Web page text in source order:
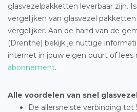
glasvezelpakketten leverbaar zijn.
vergelijken van glasvezel
vergelijker. Aan de hand van de
(Drenthe) bekijk je nuttige
internet in jouw eigen buurt of lees
abonnement.
Alle voordelen van snel
De allersnelste verbinding tot